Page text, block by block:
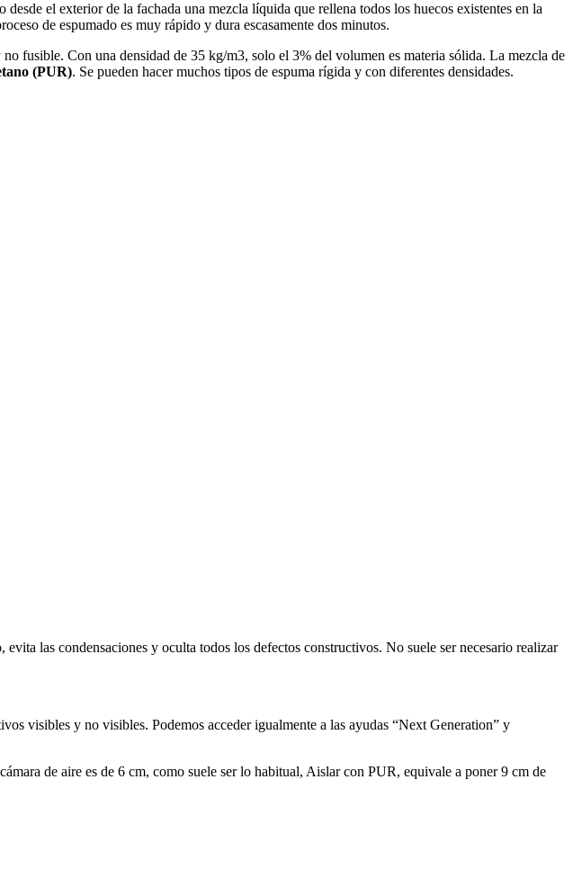
el exterior de la fachada una mezcla líquida que rellena todos los huecos existentes en la
de espumado es muy rápido y dura escasamente dos minutos.
fusible. Con una densidad de 35 kg/m3, solo el 3% del volumen es materia sólida. La mezcla de
(PUR). Se pueden hacer muchos tipos de espuma rígida y con diferentes densidades.
las condensaciones y oculta todos los defectos constructivos. No suele ser necesario realizar
visibles y no visibles. Podemos acceder igualmente a las ayudas “Next Generation” y
de aire es de 6 cm, como suele ser lo habitual, Aislar con PUR, equivale a poner 9 cm de